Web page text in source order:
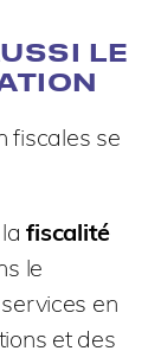
LE
fiscales se
lafiscalité
le
en
et des